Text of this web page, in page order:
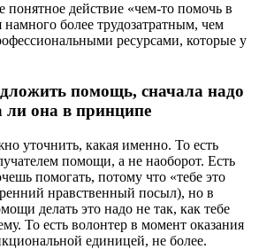
понятное действие «чем-то помочь в
намного более трудозатратным, чем
ресурсами, которые у
помощь, сначала надо
она в принципе
уточнить, какая именно. То есть
помощи, а не наоборот. Есть
помогать, потому что «тебе это
нравственный посыл), но в
делать это надо не так, как тебе
То есть волонтер в момент оказания
единицей, не более.